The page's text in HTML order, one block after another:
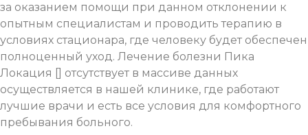
за оказанием помощи при данном отклонении к
опытным специалистам и проводить терапию в
условиях стационара, где человеку будет обеспечен
полноценный уход. Лечение болезни Пика
Локация [] отсутствует в массиве данных
осуществляется в нашей клинике, где работают
лучшие врачи и есть все условия для комфортного
пребывания больного.